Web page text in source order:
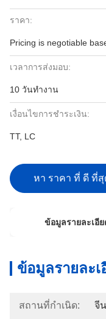
ราคา:
Pricing is negotiable
เวลาการส่งมอบ:
10 วันทำงาน
เงื่อนไขการชำระเงิน:
TT, LC
หา ราคา ที่ ดี ที่สุ
ข้อมูลรายละเอีย
ข้อมูลรายละเ
สถานที่กำเนิด: จีน